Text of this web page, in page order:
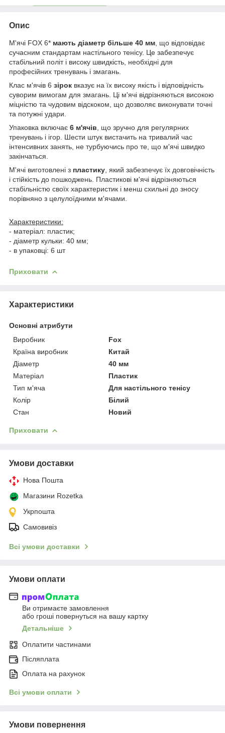
Опис
М'ячі FOX 6* мають діаметр більше 40 мм , що відповідає
сучасним стандартам настільного тенісу. Це забезпечує
стабільний політ і високу швидкість, необхідні для
професійних тренувань і змагань.
Клас м'ячів 6 зірок вказує на їх високу якість і відповідність
суворим вимогам для змагань. Ці м'ячі відрізняються високою
міцністю та чудовим відскоком, що дозволяє виконувати точні
та потужні удари.
Упаковка включає 6 м'ячів , що зручно для регулярних
тренувань і ігор. Шести штук вистачить на тривалий час
інтенсивних занять, не турбуючись про те, що м'ячі швидко
закінчаться.
М'ячі виготовлені з пластику , який забезпечує їх довговічність
і стійкість до пошкоджень. Пластикові м'ячі відрізняються
стабільністю своїх характеристик і менш схильні до зносу
порівняно з целулоїдними м'ячами.
Характеристики:
- матеріал: пластик;
- діаметр кульки: 40 мм;
- в упаковці: 6 шт
Приховати
Характеристики
Основні атрибути
Виробник
Fox
Країна виробник
Китай
Діаметр
40 мм
Матеріал
Пластик
Тип м'яча
Для настільного тенісу
Колір
Білий
Стан
Новий
Приховати
Умови доставки
Нова Пошта
Магазини Rozetka
Укрпошта
Самовивіз
Всі умови доставки
Умови оплати
Ви отримаєте замовлення
або гроші повернуться на вашу картку
Детальніше
Оплатити частинами
Післяплата
Оплата на рахунок
Всі умови оплати
Умови повернення